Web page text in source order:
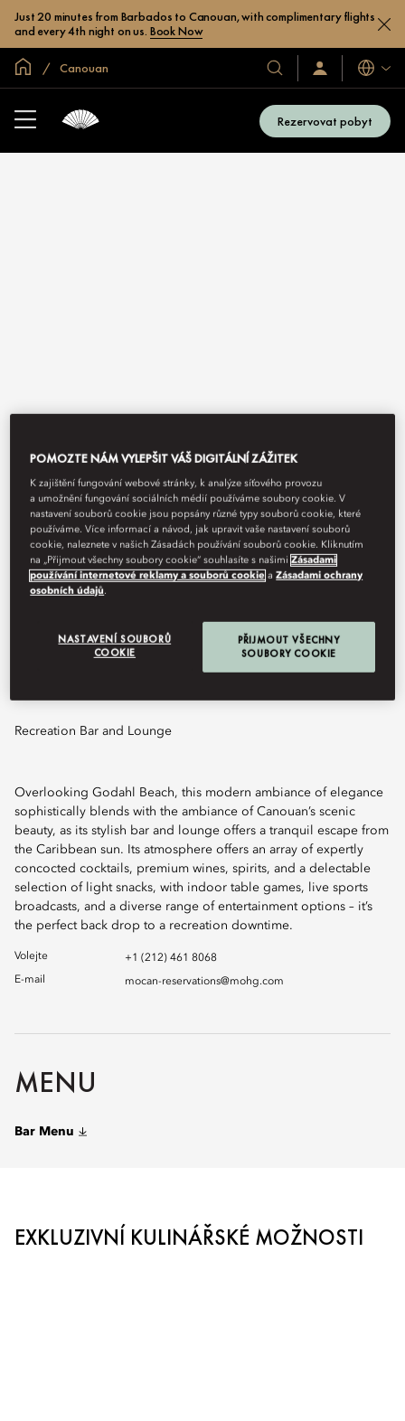
Just 20 minutes from Barbados to Canouan, with complimentary flights
and every 4th night on us. Book Now
Domovská stránka
Canouan
Naše
hotely
a
resorty
Přihlaste
se
se
Jazyky
Rezervovat pobyt
TURTLES
Recreation Bar and Lounge
Overlooking Godahl Beach, this modern ambiance of elegance
sophistically blends with the ambiance of Canouan’s scenic
beauty, as its stylish bar and lounge offers a tranquil escape from
the Caribbean sun. Its atmosphere offers an array of expertly
concocted cocktails, premium wines, spirits, and a delectable
selection of light snacks, with indoor table games, live sports
broadcasts, and a diverse range of entertainment options – it’s
the perfect back drop to a recreation downtime.
Volejte
+1 (212) 461 8068
E-mail
mocan-reservations@mohg.com
MENU
Bar Menu
EXKLUZIVNÍ KULINÁŘSKÉ MOŽNOSTI
POMOZTE NÁM VYLEPŠIT VÁŠ DIGITÁLNÍ ZÁŽITEK
K zajištění fungování webové stránky, k analýze síťového provozu
a umožnění fungování sociálních médií používáme soubory cookie. V
nastavení souborů cookie jsou popsány různé typy souborů cookie, které
používáme. Více informací a návod, jak upravit vaše nastavení souborů
cookie, naleznete v našich Zásadách používání souborů cookie. Kliknutím
na „Přijmout všechny soubory cookie“ souhlasíte s našimiZásadami
používání internetové reklamy a souborů cookie aZásadami ochrany
osobních údajů.
NASTAVENÍ SOUBORŮ
COOKIE
PŘIJMOUT VŠECHNY
SOUBORY COOKIE